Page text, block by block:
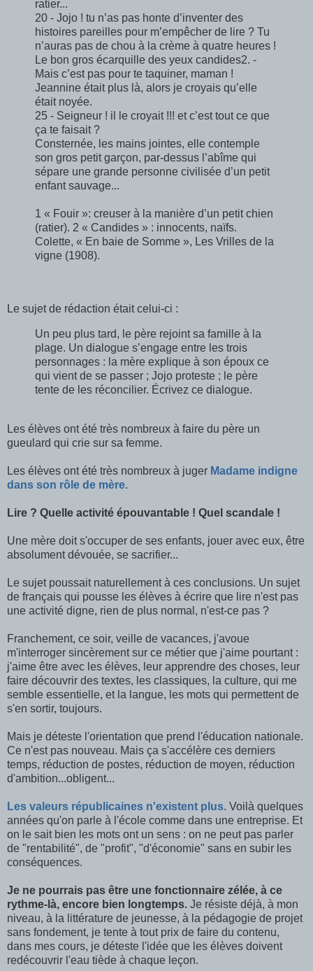
ratier...
20 - Jojo ! tu n’as pas honte d’inventer des
histoires pareilles pour m’empêcher de lire ? Tu
n’auras pas de chou à la crème à quatre heures !
Le bon gros écarquille des yeux candides2. -
Mais c’est pas pour te taquiner, maman !
Jeannine était plus là, alors je croyais qu’elle
était noyée.
25 - Seigneur ! il le croyait !!! et c’est tout ce que
ça te faisait ?
Consternée, les mains jointes, elle contemple
son gros petit garçon, par-dessus l’abîme qui
sépare une grande personne civilisée d’un petit
enfant sauvage...
1 « Fouir »: creuser à la manière d’un petit chien
(ratier). 2 « Candides » : innocents, naïfs.
Colette, « En baie de Somme », Les Vrilles de la
vigne (1908).
Le sujet de rédaction était celui-ci :
Un peu plus tard, le père rejoint sa famille à la
plage. Un dialogue s’engage entre les trois
personnages : la mère explique à son époux ce
qui vient de se passer ; Jojo proteste ; le père
tente de les réconcilier. Écrivez ce dialogue.
Les élèves ont été très nombreux à faire du père un
gueulard qui crie sur sa femme.
Les élèves ont été très nombreux à juger Madame indigne
dans son rôle de mère.
Lire ? Quelle activité épouvantable ! Quel scandale !
Une mère doit s'occuper de ses enfants, jouer avec eux, être
absolument dévouée, se sacrifier...
Le sujet poussait naturellement à ces conclusions. Un sujet
de français qui pousse les élèves à écrire que lire n'est pas
une activité digne, rien de plus normal, n'est-ce pas ?
Franchement, ce soir, veille de vacances, j'avoue
m'interroger sincèrement sur ce métier que j'aime pourtant :
j'aime être avec les élèves, leur apprendre des choses, leur
faire découvrir des textes, les classiques, la culture, qui me
semble essentielle, et la langue, les mots qui permettent de
s'en sortir, toujours.
Mais je déteste l'orientation que prend l'éducation nationale.
Ce n'est pas nouveau. Mais ça s'accélère ces derniers
temps, réduction de postes, réduction de moyen, réduction
d'ambition...obligent...
Les valeurs républicaines n'existent plus. Voilà quelques
années qu'on parle à l'école comme dans une entreprise. Et
on le sait bien les mots ont un sens : on ne peut pas parler
de "rentabilité", de "profit", "d'économie" sans en subir les
conséquences.
Je ne pourrais pas être une fonctionnaire zélée, à ce
rythme-là, encore bien longtemps. Je résiste déjà, à mon
niveau, à la littérature de jeunesse, à la pédagogie de projet
sans fondement, je tente à tout prix de faire du contenu,
dans mes cours, je déteste l'idée que les élèves doivent
redécouvrir l'eau tiède à chaque leçon.